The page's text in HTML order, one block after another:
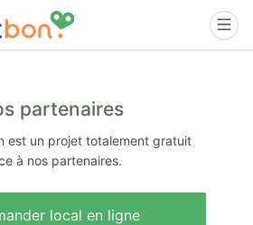
partenaires
est un projet totalement gratuit
à nos partenaires.
local en ligne